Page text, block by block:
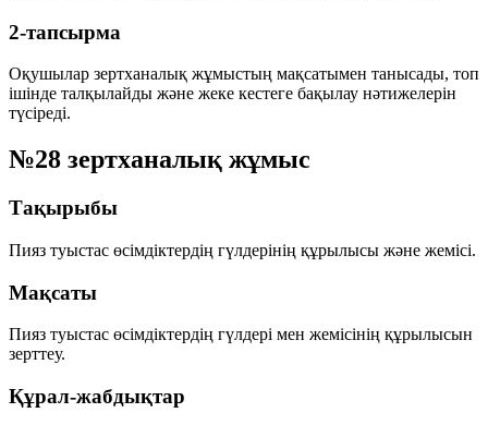
2-тапсырма
Оқушылар зертханалық жұмыстың мақсатымен танысады, топ
ішінде талқылайды және жеке кестеге бақылау нәтижелерін
түсіреді.
№28 зертханалық жұмыс
Тақырыбы
Пияз туыстас өсімдіктердің гүлдерінің құрылысы және жемісі.
Мақсаты
Пияз туыстас өсімдіктердің гүлдері мен жемісінің құрылысын
зерттеу.
Құрал-жабдықтар